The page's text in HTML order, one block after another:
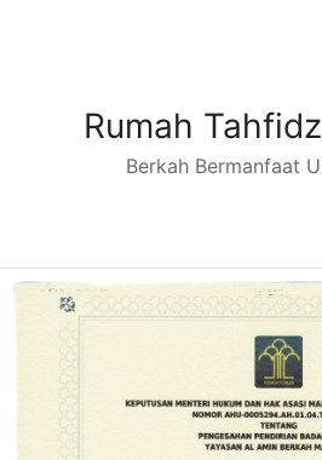
Rumah
Berkah Bermanfaat